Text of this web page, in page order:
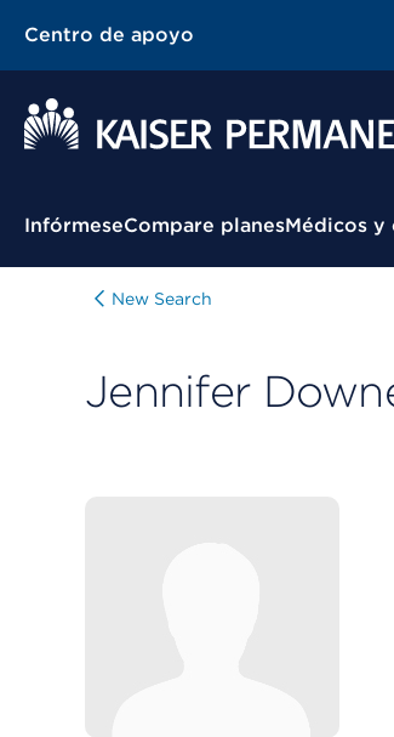
Centro de apoyo
Menú contextual
InfórmeseCompare planesMédicos y
New Search
Jennifer